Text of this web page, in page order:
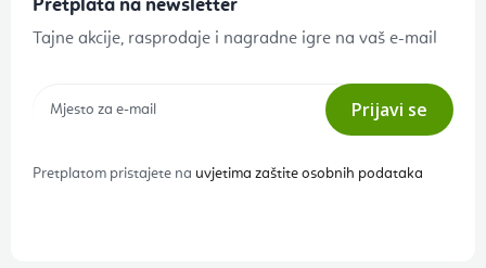
Pretplata na newsletter
Tajne akcije, rasprodaje i nagradne igre na vaš e-mail
Prijavi se
Pretplatom pristajete na uvjetima zaštite osobnih podataka